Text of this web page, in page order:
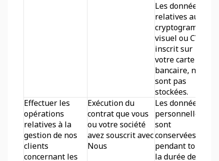
Les données
relatives au
cryptogramme
visuel ou CVV2,
inscrit sur
votre carte
bancaire, ne
sont pas
stockées.
Effectuer les
opérations
relatives à la
gestion de nos
clients
concernant les
Exécution du
contrat que vous
ou votre société
avez souscrit avec
Nous
Les données
personnelles
sont
conservées
pendant toute
la durée de la